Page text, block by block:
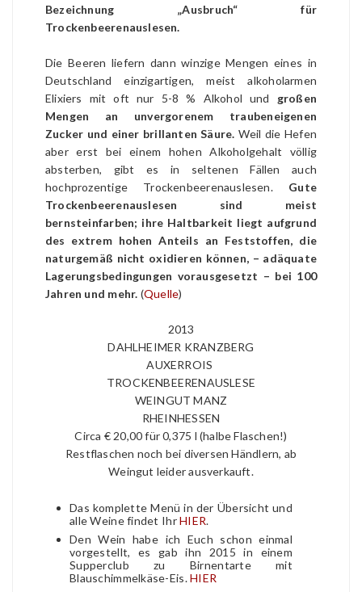
Bezeichnung „Ausbruch“ für
Trockenbeerenauslesen.
Die Beeren liefern dann winzige Mengen eines in
Deutschland einzigartigen, meist alkoholarmen
Elixiers mit oft nur 5-8 % Alkohol und großen
Mengen an unvergorenem traubeneigenen
Zucker und einer brillanten Säure. Weil die Hefen
aber erst bei einem hohen Alkoholgehalt völlig
absterben, gibt es in seltenen Fällen auch
hochprozentige Trockenbeerenauslesen. Gute
Trockenbeerenauslesen sind meist
bernsteinfarben; ihre Haltbarkeit liegt aufgrund
des extrem hohen Anteils an Feststoffen, die
naturgemäß nicht oxidieren können, – adäquate
Lagerungsbedingungen vorausgesetzt – bei 100
Jahren und mehr. (Quelle)
2013
DAHLHEIMER KRANZBERG
AUXERROIS
TROCKENBEERENAUSLESE
WEINGUT MANZ
RHEINHESSEN
Circa € 20,00 für 0,375 l (halbe Flaschen!)
Restflaschen noch bei diversen Händlern, ab
Weingut leider ausverkauft.
Das komplette Menü in der Übersicht und
alle Weine findet IhrHIER.
Den Wein habe ich Euch schon einmal
vorgestellt, es gab ihn 2015 in einem
Supperclub zu Birnentarte mit
Blauschimmelkäse-Eis.HIER